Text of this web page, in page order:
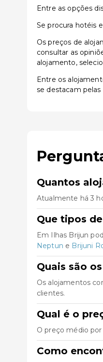
Entre as opções
Se procura hotéis
Os preços de
consultar as
alojamento,
Entre os
se destacam pelas
Quantos
Atualmente há 3
Que tipos
Em Ilhas Brijun
Neptun e Brijuni
Quais são
Os alojamentos
clientes.
Qual é o
O preço médio
Como